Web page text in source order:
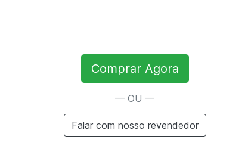
Comprar Agora
— OU —
Falar com nosso revendedor